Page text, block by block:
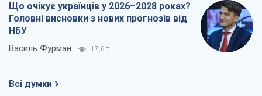
Що очікує українців у 2026–2028 роках?
Головні висновки з нових прогнозів від
НБУ
Василь Фурман 17,6 т.
Всі думки